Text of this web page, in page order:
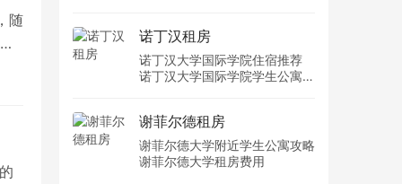
随
诺丁汉租房
诺丁汉大学国际学院住宿推荐
诺丁汉大学国际学院学生公寓多
谢菲尔德租房
谢菲尔德大学附近学生公寓攻略
谢菲尔德大学租房费用